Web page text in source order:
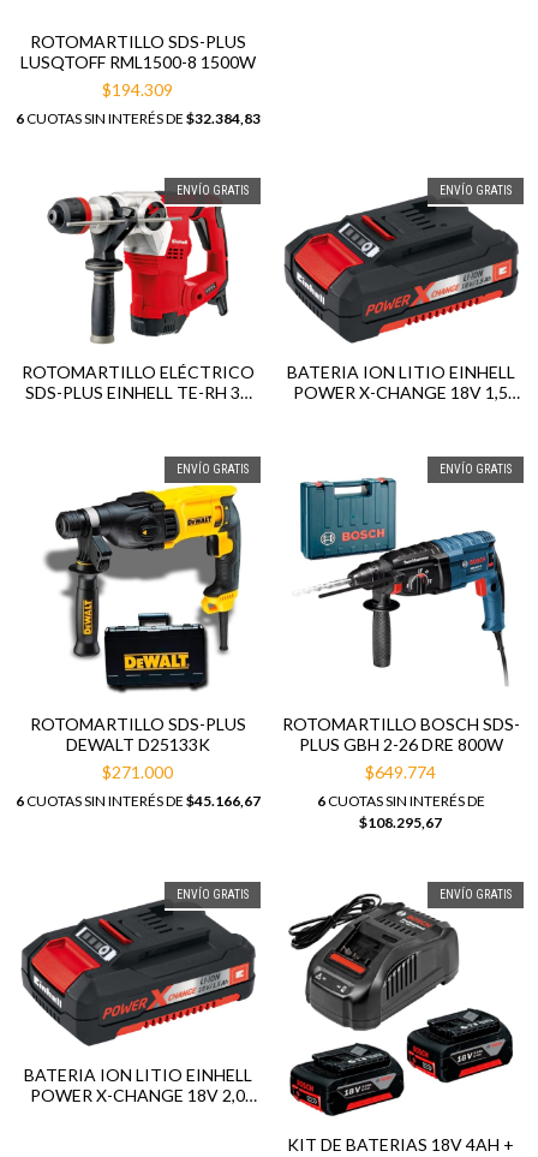
ROTOMARTILLO SDS-PLUS
LUSQTOFF RML1500-8 1500W
$194.309
6CUOTAS SIN INTERÉS DE $32.384,83
ENVÍO GRATIS
ROTOMARTILLO ELÉCTRICO
SDS-PLUS EINHELL TE-RH 32
ENVÍO GRATIS
BATERIA ION LITIO EINHELL
POWER X-CHANGE 18V 1,5
ENVÍO GRATIS
ROTOMARTILLO SDS-PLUS
DEWALT D25133K
$271.000
6CUOTAS SIN INTERÉS DE $45.166,67
ENVÍO GRATIS
ROTOMARTILLO BOSCH SDS-
PLUS GBH 2-26 DRE 800W
$649.774
6CUOTAS SIN INTERÉS DE
$108.295,67
ENVÍO GRATIS
BATERIA ION LITIO EINHELL
POWER X-CHANGE 18V 2,0
ENVÍO GRATIS
KIT DE BATERIAS 18V 4AH +